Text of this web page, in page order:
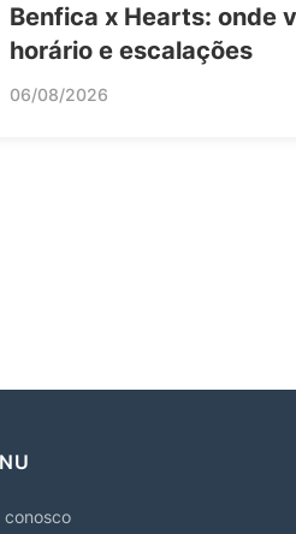
Benfica x Hearts: onde
horário e escalações
06/08/2026
conosco